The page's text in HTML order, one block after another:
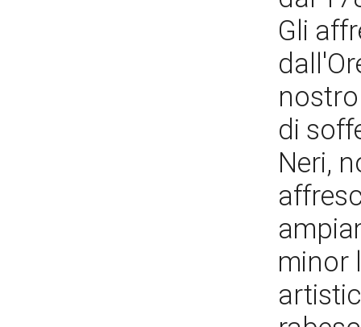
Gli
di
Neri,
minor